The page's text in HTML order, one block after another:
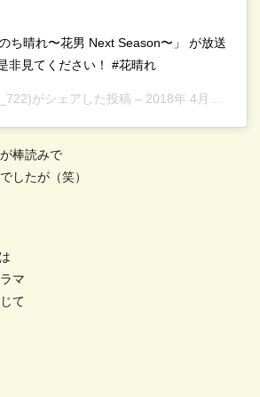
ち晴れ〜花男 Next Season〜」 が放送
非見てください！ #花晴れ
がシェアした投稿 – 2018年 4月月17日午前3時43分PDT
棒読みで
したが（笑）
マ
て